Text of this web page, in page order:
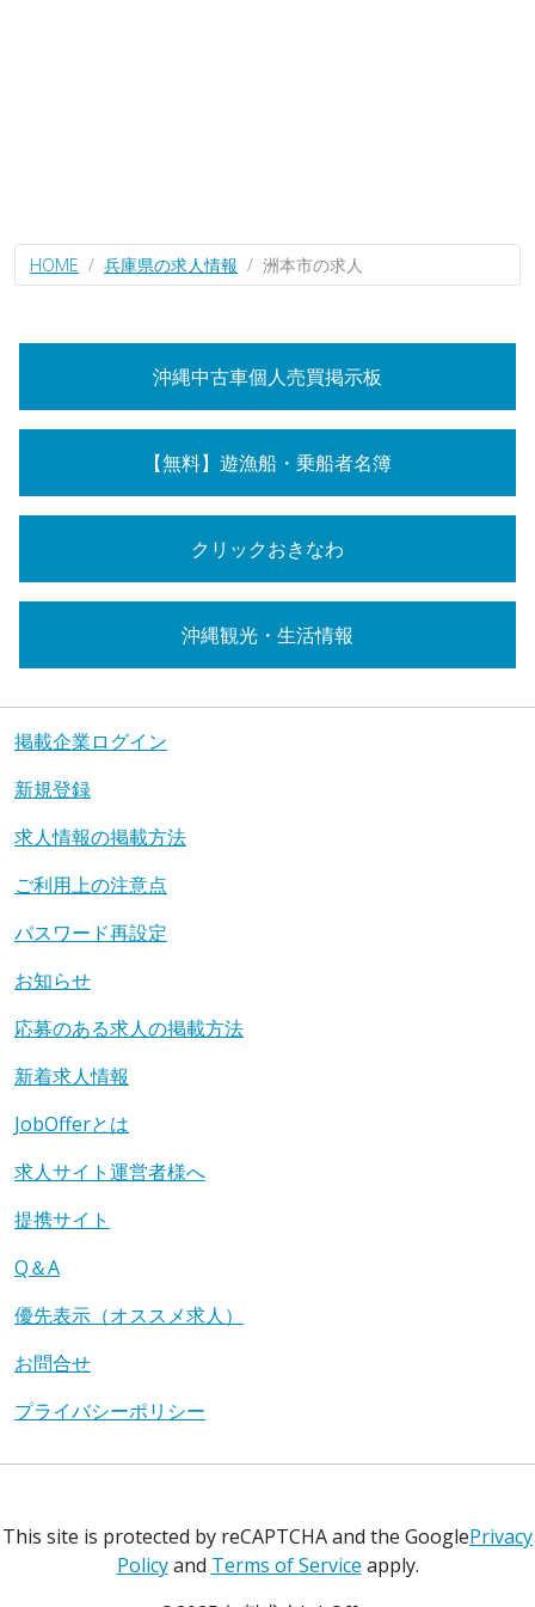
HOME 兵庫県の求人情報 洲本市の求人
沖縄中古車個人売買掲示板
【無料】遊漁船・乗船者名簿
クリックおきなわ
沖縄観光・生活情報
掲載企業ログイン
新規登録
求人情報の掲載方法
ご利用上の注意点
パスワード再設定
お知らせ
応募のある求人の掲載方法
新着求人情報
JobOfferとは
求人サイト運営者様へ
提携サイト
Q＆A
優先表示（オススメ求人）
お問合せ
プライバシーポリシー
This site is protected by reCAPTCHA and the GooglePrivacy
Policyand Terms of Service apply.